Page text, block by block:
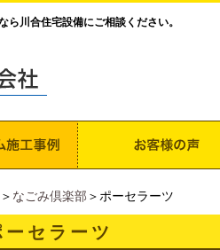
ら川合住宅設備にご相談ください。
＞ なごみ倶楽部 ＞ポーセラーツ
ーセラーツ